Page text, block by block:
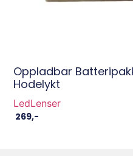
Oppladbar
Hodelykt
LedLenser
269,-